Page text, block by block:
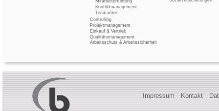
Mitarbeiterführung
Konfliktmanagement
Teamarbeit
Controlling
Projektmanagement
Einkauf & Vertrieb
Qualitätsmanagement
Arbeitsschutz & Arbeitssicherheit
Impressum Kontakt